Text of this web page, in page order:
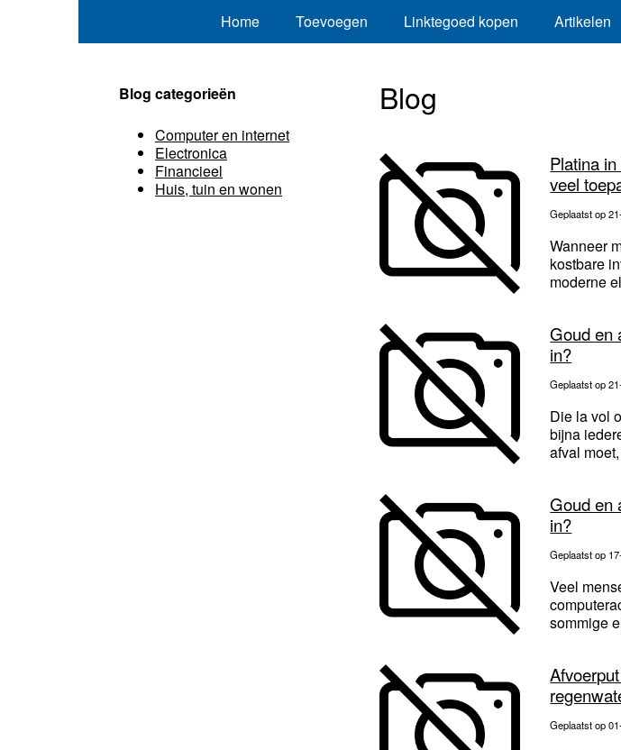
Home Toevoegen Linktegoed kopen Artikelen
Blog
Platina
veel
Geplaatst op
Wanneer
kostbare
moderne
Goud en
in?
Geplaatst op
Die la vol
bijna
afval
Goud en
in?
Geplaatst op
Veel
sommige
Geplaatst op
Blog categorieën
Computer en internet
Electronica
Financieel
Huis, tuin en wonen